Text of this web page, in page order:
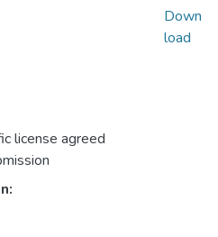
license agreed
Down
load